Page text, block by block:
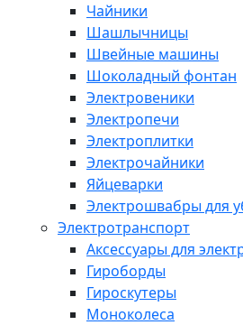
Чайники
Шашлычницы
Швейные машины
Шоколадный фонтан
Электровеники
Электропечи
Электроплитки
Электрочайники
Яйцеварки
Электрошвабры для
Электротранспорт
Аксессуары для
Гироборды
Гироскутеры
Моноколеса